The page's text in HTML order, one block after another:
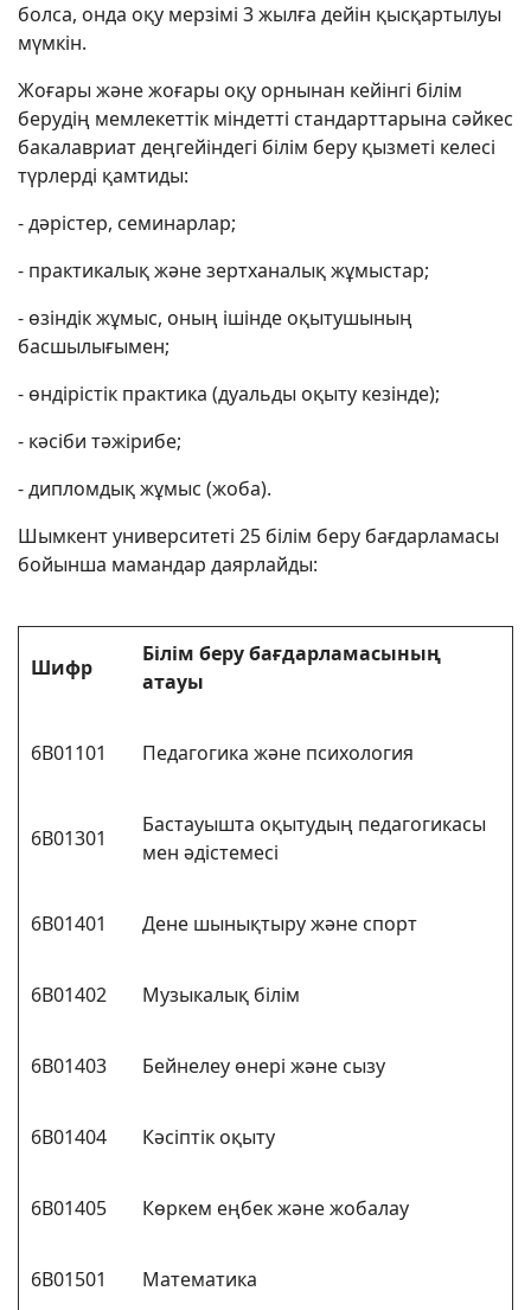
болса, онда оқу мерзімі 3 жылға дейін қысқартылуы
мүмкін.
Жоғары және жоғары оқу орнынан кейінгі білім
берудің мемлекеттік міндетті стандарттарына сәйкес
бакалавриат деңгейіндегі білім беру қызметі келесі
түрлерді қамтиды:
- дәрістер, семинарлар;
- практикалық және зертханалық жұмыстар;
- өзіндік жұмыс, оның ішінде оқытушының
басшылығымен;
- өндірістік практика (дуальды оқыту кезінде);
- кәсіби тәжірибе;
- дипломдық жұмыс (жоба).
Шымкент университеті 25 білім беру бағдарламасы
бойынша мамандар даярлайды:
Шифр
Білім беру бағдарламасының
атауы
6В01101 Педагогика және психология
6В01301
Бастауышта оқытудың педагогикасы
мен әдістемесі
6В01401 Дене шынықтыру және спорт
6В01402 Музыкалық білім
6В01403 Бейнелеу өнері және сызу
6В01404 Кәсіптік оқыту
6В01405 Көркем еңбек және жобалау
6В01501 Математика